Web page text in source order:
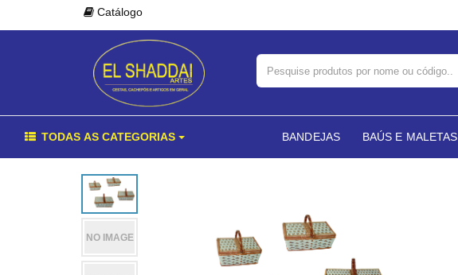
Catálogo
TODAS AS CATEGORIAS BANDEJAS BAÚS E MALETAS